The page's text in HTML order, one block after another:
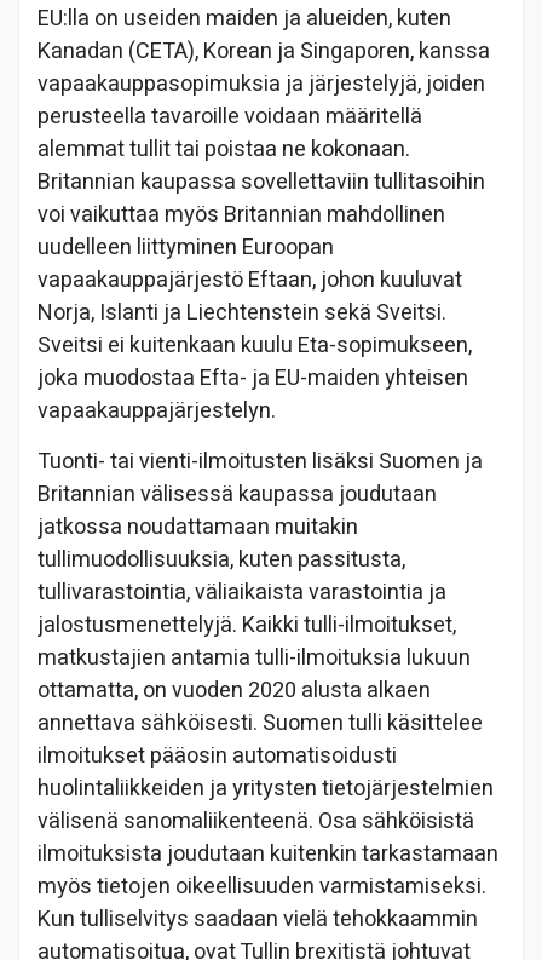
EU:lla on useiden maiden ja alueiden, kuten
Kanadan (CETA), Korean ja Singaporen, kanssa
vapaakauppasopimuksia ja järjestelyjä, joiden
perusteella tavaroille voidaan määritellä
alemmat tullit tai poistaa ne kokonaan.
Britannian kaupassa sovellettaviin tullitasoihin
voi vaikuttaa myös Britannian mahdollinen
uudelleen liittyminen Euroopan
vapaakauppajärjestö Eftaan, johon kuuluvat
Norja, Islanti ja Liechtenstein sekä Sveitsi.
Sveitsi ei kuitenkaan kuulu Eta-sopimukseen,
joka muodostaa Efta- ja EU-maiden yhteisen
vapaakauppajärjestelyn.
Tuonti- tai vienti-ilmoitusten lisäksi Suomen ja
Britannian välisessä kaupassa joudutaan
jatkossa noudattamaan muitakin
tullimuodollisuuksia, kuten passitusta,
tullivarastointia, väliaikaista varastointia ja
jalostusmenettelyjä. Kaikki tulli-ilmoitukset,
matkustajien antamia tulli-ilmoituksia lukuun
ottamatta, on vuoden 2020 alusta alkaen
annettava sähköisesti. Suomen tulli käsittelee
ilmoitukset pääosin automatisoidusti
huolintaliikkeiden ja yritysten tietojärjestelmien
välisenä sanomaliikenteenä. Osa sähköisistä
ilmoituksista joudutaan kuitenkin tarkastamaan
myös tietojen oikeellisuuden varmistamiseksi.
Kun tulliselvitys saadaan vielä tehokkaammin
automatisoitua, ovat Tullin brexitistä johtuvat